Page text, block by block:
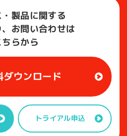
製品に関する
お問い合わせは
ちらから
ダウンロード
トライアル申込